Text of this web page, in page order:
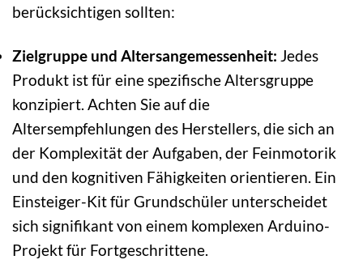
berücksichtigen sollten:
Zielgruppe und Altersangemessenheit: Jedes
Produkt ist für eine spezifische Altersgruppe
konzipiert. Achten Sie auf die
Altersempfehlungen des Herstellers, die sich an
der Komplexität der Aufgaben, der Feinmotorik
und den kognitiven Fähigkeiten orientieren. Ein
Einsteiger-Kit für Grundschüler unterscheidet
sich signifikant von einem komplexen Arduino-
Projekt für Fortgeschrittene.